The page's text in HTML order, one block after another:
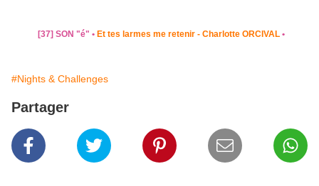
[37] SON "é" • Et tes larmes me retenir - Charlotte ORCIVAL •
#Nights & Challenges
Partager